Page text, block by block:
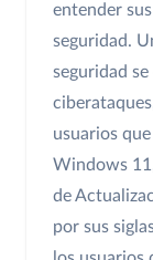
entender
seguridad.
seguridad
usuarios
Windows
de
por sus